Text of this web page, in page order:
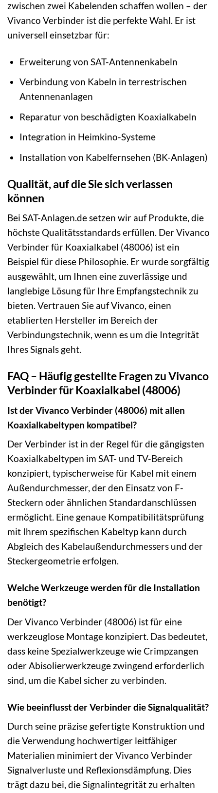
zwischen zwei Kabelenden schaffen wollen – der
Vivanco Verbinder ist die perfekte Wahl. Er ist
universell einsetzbar für:
Erweiterung von SAT-Antennenkabeln
Verbindung von Kabeln in terrestrischen
Antennenanlagen
Reparatur von beschädigten Koaxialkabeln
Integration in Heimkino-Systeme
Installation von Kabelfernsehen (BK-Anlagen)
Qualität, auf die Sie sich verlassen
können
Bei SAT-Anlagen.de setzen wir auf Produkte, die
höchste Qualitätsstandards erfüllen. Der Vivanco
Verbinder für Koaxialkabel (48006) ist ein
Beispiel für diese Philosophie. Er wurde sorgfältig
ausgewählt, um Ihnen eine zuverlässige und
langlebige Lösung für Ihre Empfangstechnik zu
bieten. Vertrauen Sie auf Vivanco, einen
etablierten Hersteller im Bereich der
Verbindungstechnik, wenn es um die Integrität
Ihres Signals geht.
FAQ – Häufig gestellte Fragen zu Vivanco
Verbinder für Koaxialkabel (48006)
Ist der Vivanco Verbinder (48006) mit allen
Koaxialkabeltypen kompatibel?
Der Verbinder ist in der Regel für die gängigsten
Koaxialkabeltypen im SAT- und TV-Bereich
konzipiert, typischerweise für Kabel mit einem
Außendurchmesser, der den Einsatz von F-
Steckern oder ähnlichen Standardanschlüssen
ermöglicht. Eine genaue Kompatibilitätsprüfung
mit Ihrem spezifischen Kabeltyp kann durch
Abgleich des Kabelaußendurchmessers und der
Steckergeometrie erfolgen.
Welche Werkzeuge werden für die Installation
benötigt?
Der Vivanco Verbinder (48006) ist für eine
werkzeuglose Montage konzipiert. Das bedeutet,
dass keine Spezialwerkzeuge wie Crimpzangen
oder Abisolierwerkzeuge zwingend erforderlich
sind, um die Kabel sicher zu verbinden.
Wie beeinflusst der Verbinder die Signalqualität?
Durch seine präzise gefertigte Konstruktion und
die Verwendung hochwertiger leitfähiger
Materialien minimiert der Vivanco Verbinder
Signalverluste und Reflexionsdämpfung. Dies
trägt dazu bei, die Signalintegrität zu erhalten